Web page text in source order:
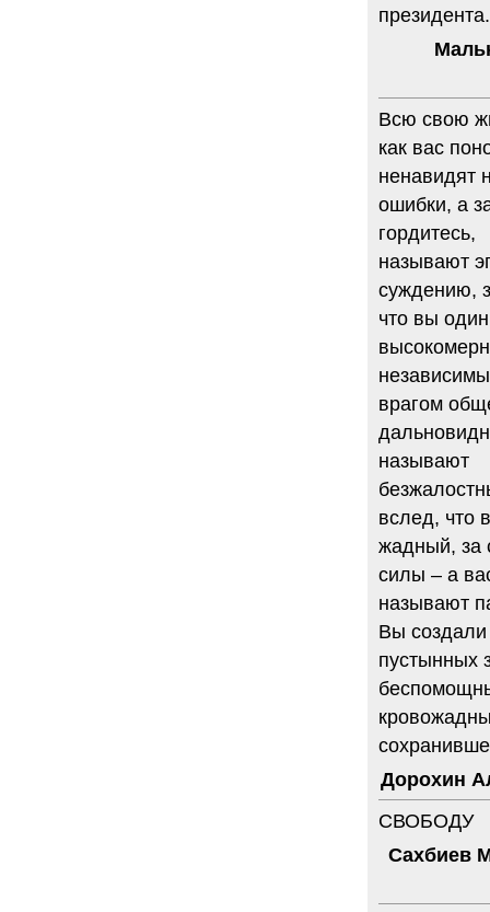
Всю свою
как вас
ненавидят
ошибки, а
гордитесь,
называют
суждению,
что вы
врагом
называют
вслед, что
жадный, за
силы – а
называют
Вы создали
пустынных
Дорохин
СВОБОДУ
Сахбиев